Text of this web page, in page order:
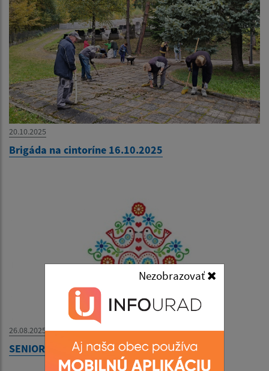
Nezobrazovať
20.10.2025
Brigáda na cintoríne 16.10.2025
26.08.2025
SENIORI OD SRDCA K SRDCU